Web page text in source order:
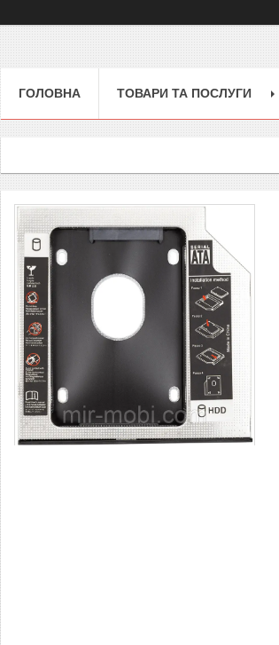
ГОЛОВНА ТОВАРИ ТА ПОСЛУГИ